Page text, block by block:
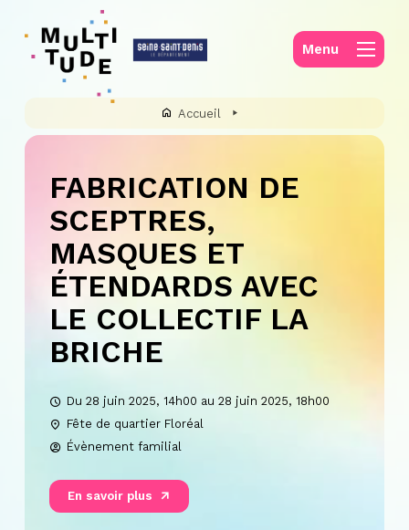
Menu
Accueil
FABRICATION DE
SCEPTRES,
MASQUES ET
ÉTENDARDS AVEC
LE COLLECTIF LA
BRICHE
Du 28 juin 2025, 14h00 au 28 juin 2025, 18h00
Fête de quartier Floréal
Évènement familial
En savoir plus
Panneau de gestion des cookies